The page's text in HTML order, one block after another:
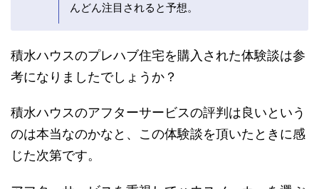
んどん注目されると予想。
積水ハウスのプレハブ住宅を購入された体験談は参
考になりましたでしょうか？
積水ハウスのアフターサービスの評判は良いという
のは本当なのかなと、この体験談を頂いたときに感
じた次第です。